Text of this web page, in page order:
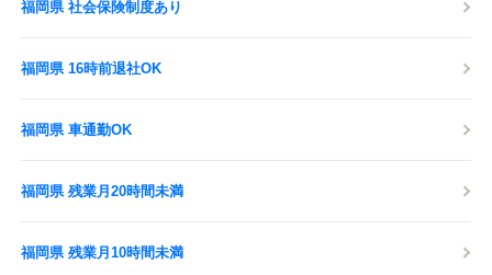
福岡県 社会保険制度あり
福岡県 16時前退社OK
福岡県 車通勤OK
福岡県 残業月20時間未満
福岡県 残業月10時間未満